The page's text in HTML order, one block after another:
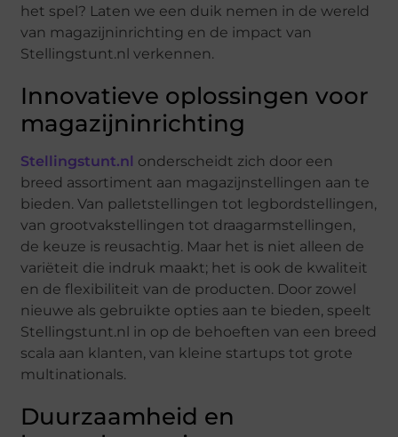
het spel? Laten we een duik nemen in de wereld
van magazijninrichting en de impact van
Stellingstunt.nl verkennen.
Innovatieve oplossingen voor
magazijninrichting
Stellingstunt.nl onderscheidt zich door een
breed assortiment aan magazijnstellingen aan te
bieden. Van palletstellingen tot legbordstellingen,
van grootvakstellingen tot draagarmstellingen,
de keuze is reusachtig. Maar het is niet alleen de
variëteit die indruk maakt; het is ook de kwaliteit
en de flexibiliteit van de producten. Door zowel
nieuwe als gebruikte opties aan te bieden, speelt
Stellingstunt.nl in op de behoeften van een breed
scala aan klanten, van kleine startups tot grote
multinationals.
Duurzaamheid en